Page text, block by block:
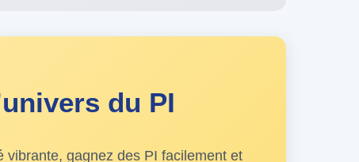
du PI
gagnez des PI facilement et